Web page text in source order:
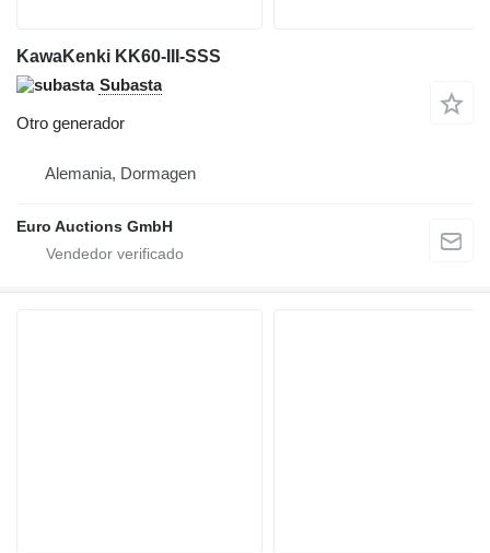
KawaKenki KK60-III-SSS
Subasta
Otro generador
Alemania, Dormagen
Euro Auctions GmbH